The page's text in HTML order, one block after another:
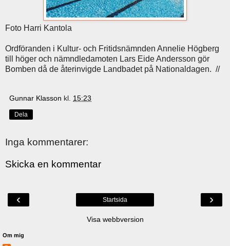
Foto Harri Kantola
Ordföranden i Kultur- och Fritidsnämnden Annelie Högberg
till höger och nämndledamoten Lars Eide Andersson gör
Bomben då de återinvigde Landbadet på Nationaldagen. //
Gunnar Klasson kl. 15:23
Dela
Inga kommentarer:
Skicka en kommentar
‹ ›
Startsida
Visa webbversion
Om mig